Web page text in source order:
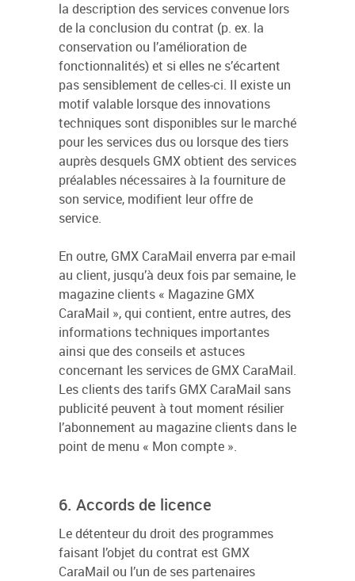
la description des services convenue lors
de la conclusion du contrat (p. ex. la
conservation ou l’amélioration de
fonctionnalités) et si elles ne s’écartent
pas sensiblement de celles-ci. Il existe un
motif valable lorsque des innovations
techniques sont disponibles sur le marché
pour les services dus ou lorsque des tiers
auprès desquels GMX obtient des services
préalables nécessaires à la fourniture de
son service, modifient leur offre de
service.
En outre, GMX CaraMail enverra par e-mail
au client, jusqu’à deux fois par semaine, le
magazine clients « Magazine GMX
CaraMail », qui contient, entre autres, des
informations techniques importantes
ainsi que des conseils et astuces
concernant les services de GMX CaraMail.
Les clients des tarifs GMX CaraMail sans
publicité peuvent à tout moment résilier
l’abonnement au magazine clients dans le
point de menu « Mon compte ».
6. Accords de licence
Le détenteur du droit des programmes
faisant l’objet du contrat est GMX
CaraMail ou l’un de ses partenaires